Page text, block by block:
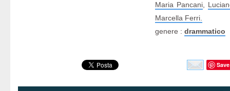
Maria Pancani
Marcella Ferri.
genere : drammatico
Save